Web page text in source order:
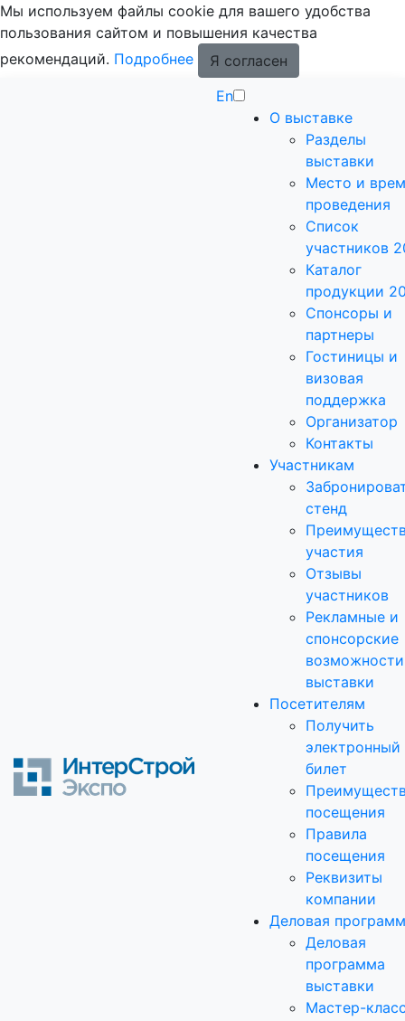
Мы используем файлы cookie для вашего удобства
пользования сайтом и повышения качества
рекомендаций. Подробнее
Я согласен
En
О выставке
Разделы
выставки
Место и
проведения
Список
участников
Каталог
продукции
Спонсоры и
партнеры
Гостиницы и
визовая
поддержка
Организатор
Контакты
Участникам
стенд
участия
Отзывы
участников
Рекламные и
спонсорские
возможности
выставки
Посетителям
Получить
электронный
билет
посещения
Правила
посещения
Реквизиты
компании
Деловая
Деловая
программа
выставки
Мастер-